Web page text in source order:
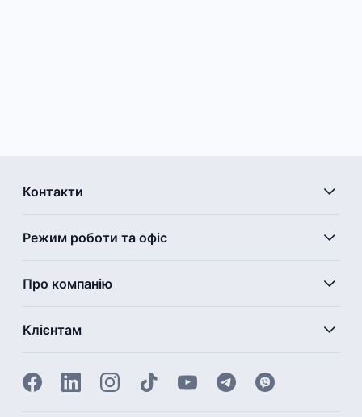
Контакти
Режим роботи та офіс
Про компанію
Клієнтам